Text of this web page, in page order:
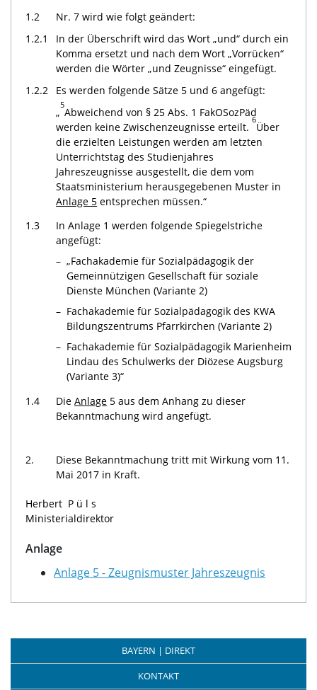
1.2
Nr. 7 wird wie folgt geändert:
1.2.1
In der Überschrift wird das Wort „und“ durch ein
Komma ersetzt und nach dem Wort „Vorrücken“
werden die Wörter „und Zeugnisse“ eingefügt.
1.2.2
Es werden folgende Sätze 5 und 6 angefügt:
„
5
Abweichend von § 25 Abs. 1 FakOSozPäd
werden keine Zwischenzeugnisse erteilt.
6
Über
die erzielten Leistungen werden am letzten
Unterrichtstag des Studienjahres
Jahreszeugnisse ausgestellt, die dem vom
Staatsministerium herausgegebenen Muster in
Anlage 5 entsprechen müssen.“
1.3
In Anlage 1 werden folgende Spiegelstriche
angefügt:
– „Fachakademie für Sozialpädagogik der
Gemeinnützigen Gesellschaft für soziale
Dienste München (Variante 2)
– Fachakademie für Sozialpädagogik des KWA
Bildungszentrums Pfarrkirchen (Variante 2)
– Fachakademie für Sozialpädagogik Marienheim
Lindau des Schulwerks der Diözese Augsburg
(Variante 3)“
1.4
DieAnlage 5 aus dem Anhang zu dieser
Bekanntmachung wird angefügt.
2.
Diese Bekanntmachung tritt mit Wirkung vom 11.
Mai 2017 in Kraft.
Herbert Püls
Ministerialdirektor
Anlage
Anlage 5 - Zeugnismuster Jahreszeugnis
BAYERN | DIREKT
KONTAKT